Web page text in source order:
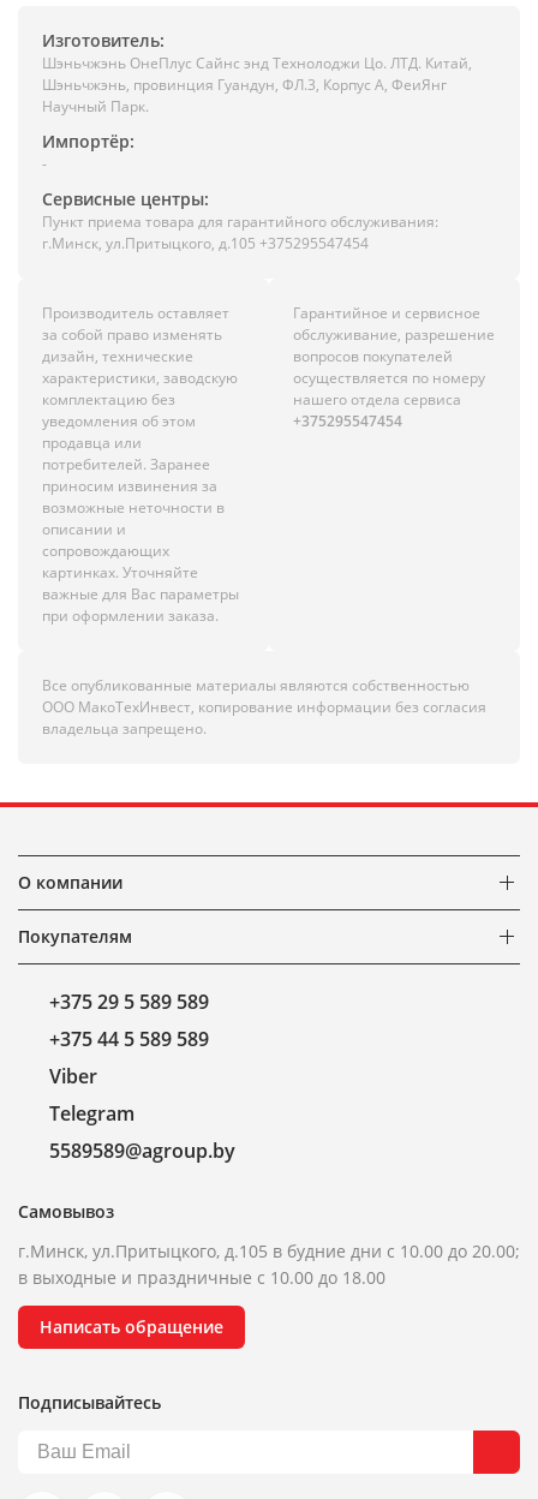
Изготовитель:
Шэньчжэнь ОнеПлус Сайнс энд Технолоджи Цо. ЛТД. Китай,
Шэньчжэнь, провинция Гуандун, ФЛ.3, Корпус А, ФеиЯнг
Научный Парк.
Импортёр:
-
Сервисные центры:
Пункт приема товара для гарантийного обслуживания:
г.Минск, ул.Притыцкого, д.105 +375295547454
Производитель оставляет
за собой право изменять
дизайн, технические
характеристики, заводскую
комплектацию без
уведомления об этом
продавца или
потребителей. Заранее
приносим извинения за
возможные неточности в
описании и
сопровождающих
картинках. Уточняйте
важные для Вас параметры
при оформлении заказа.
Гарантийное и сервисное
обслуживание, разрешение
вопросов покупателей
осуществляется по номеру
нашего отдела сервиса
+375295547454
Все опубликованные материалы являются собственностью
ООО МакоТехИнвест, копирование информации без согласия
владельца запрещено.
О компании
Покупателям
+375 29 5 589 589
+375 44 5 589 589
Viber
Telegram
5589589@agroup.by
Самовывоз
г.Минск, ул.Притыцкого, д.105 в будние дни с 10.00 до 20.00;
в выходные и праздничные с 10.00 до 18.00
Написать обращение
Подписывайтесь